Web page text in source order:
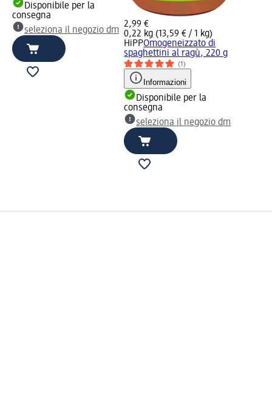
Disponibile per la
consegna
seleziona il negozio dm
2,99 €
0,22 kg (13,59 € / 1 kg)
HiPPOmogeneizzato di
spaghettini al ragù, 220 g
(1)
Informazioni
Disponibile per la
consegna
seleziona il negozio dm